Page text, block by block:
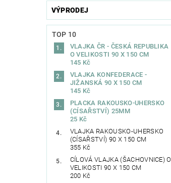
VÝPRODEJ
TOP 10
VLAJKA ČR - ČESKÁ REPUBLIKA
O VELIKOSTI 90 X 150 CM
145 Kč
VLAJKA KONFEDERACE -
JIŽANSKÁ 90 X 150 CM
145 Kč
PLACKA RAKOUSKO-UHERSKO
(CÍSAŘSTVÍ) 25MM
25 Kč
VLAJKA RAKOUSKO-UHERSKO
(CÍSAŘSTVÍ) 90 X 150 CM
355 Kč
CÍLOVÁ VLAJKA (ŠACHOVNICE) O
VELIKOSTI 90 X 150 CM
200 Kč